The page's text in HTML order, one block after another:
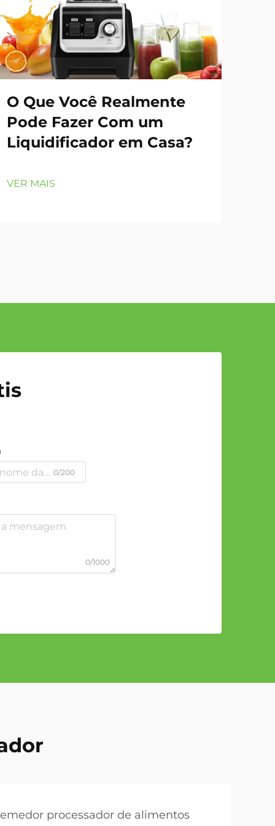
O Que Você Realmente
Pode Fazer Com um
Liquidificador em Casa?
VER MAIS
0/200
0/1000
processador de alimentos